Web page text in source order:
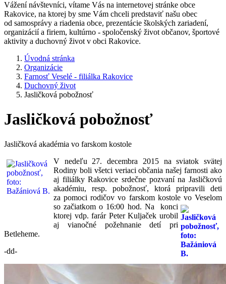
Vážení návštevníci, vítame Vás na internetovej stránke obce
Rakovice, na ktorej by sme Vám chceli predstaviť našu obec
od samosprávy a riadenia obce, prezentácie školských zariadení,
organizácií a firiem, kultúrno - spoločenský život občanov, športové
aktivity a duchovný život v obci Rakovice.
Úvodná stránka
Organizácie
Farnosť Veselé - filiálka Rakovice
Duchovný život
Jasličková pobožnosť
Jasličková pobožnosť
Jasličková akadémia vo farskom kostole
V nedeľu 27. decembra 2015 na sviatok svätej
Rodiny boli všetci veriaci občania našej farnosti ako
aj filiálky Rakovice srdečne pozvaní na Jasličkovú
akadémiu, resp. pobožnosť, ktorá pripravili deti
za pomoci rodičov vo farskom kostole vo Veselom
so začiatkom o 16:00 hod. Na konci
ktorej vdp. farár Peter Kuljaček urobil
aj vianočné požehnanie detí pri
Betleheme.
-dd-